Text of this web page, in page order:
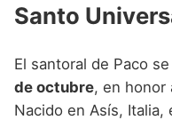
Santo
El santoral de Paco
de octubre, en honor
Nacido en Asís, Italia,